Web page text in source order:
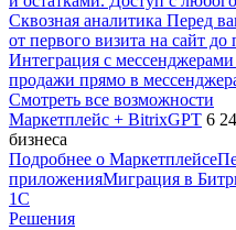
Сквозная аналитика Перед
от первого визита на сайт
Интеграция с мессенджерами
продажи прямо в
Смотреть все возможности
Маркетплейс + BitrixGPT 6
бизнеса
Подробнее о Маркетплейсе
приложенияМиграция в
1С
Решения